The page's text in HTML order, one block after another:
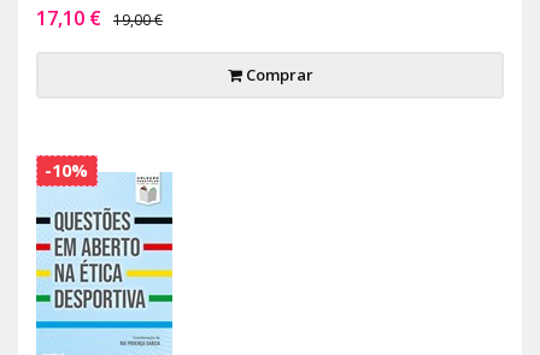
17,10 € 19,00 €
Comprar
-10%